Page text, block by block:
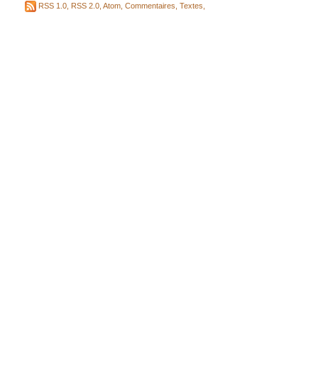
RSS 1.0 RSS 2.0 Atom Commentaires Textes